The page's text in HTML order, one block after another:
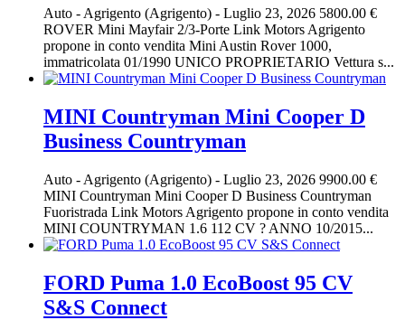
Auto - Agrigento (Agrigento) - Luglio 23, 2026 5800.00 €
ROVER Mini Mayfair 2/3-Porte Link Motors Agrigento
propone in conto vendita Mini Austin Rover 1000,
immatricolata 01/1990 UNICO PROPRIETARIO Vettura s...
MINI Countryman Mini Cooper D
Business Countryman
Auto - Agrigento (Agrigento) - Luglio 23, 2026 9900.00 €
MINI Countryman Mini Cooper D Business Countryman
Fuoristrada Link Motors Agrigento propone in conto vendita
MINI COUNTRYMAN 1.6 112 CV ? ANNO 10/2015...
FORD Puma 1.0 EcoBoost 95 CV
S&S Connect